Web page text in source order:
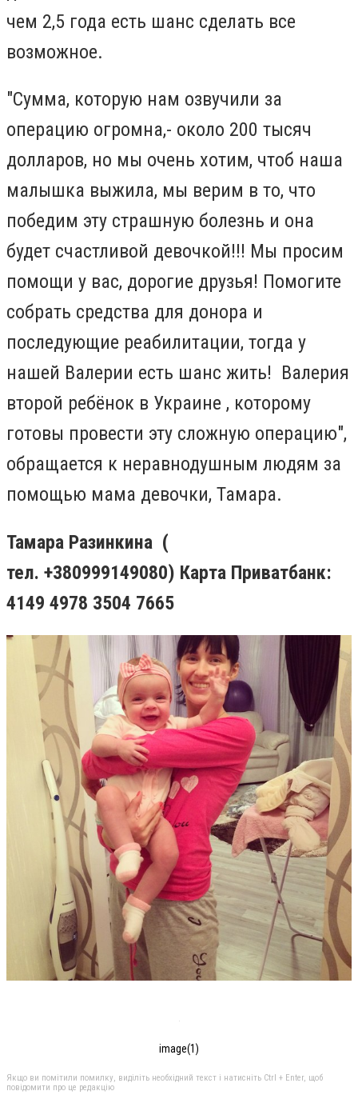
чем 2,5 года есть шанс сделать все
возможное.
"Сумма, которую нам озвучили за
операцию огромна,- около 200 тысяч
долларов, но мы очень хотим, чтоб наша
малышка выжила, мы верим в то, что
победим эту страшную болезнь и она
будет счастливой девочкой!!! Мы просим
помощи у вас, дорогие друзья! Помогите
собрать средства для донора и
последующие реабилитации, тогда у
нашей Валерии есть шанс жить! Валерия
второй ребёнок в Украине , к️оторому
готовы провести эту сложную операцию",
обращается к неравнодушным людям за
помощью мама девочки, ️Тамара.
Тамара Разинкина (
тел. +380999149080) Карта Приватбанк:
4149 4978 3504 7665
image(1)
Якщо ви помітили помилку, виділіть необхідний текст і натисніть Ctrl + Enter, щоб
повідомити про це редакцію